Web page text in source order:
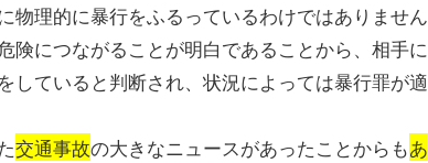
物理的に暴行をふるっているわけではありません
険につながることが明白であることから、相手に
していると判断され、状況によっては暴行罪が適
交通事故の大きなニュースがあったことからもあ